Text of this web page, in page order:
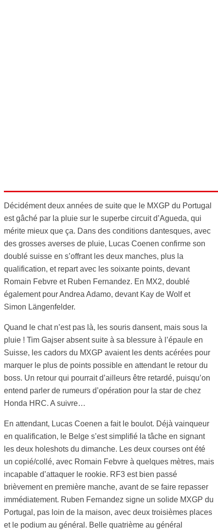
Décidément deux années de suite que le MXGP du Portugal
est gâché par la pluie sur le superbe circuit d’Agueda, qui
mérite mieux que ça. Dans des conditions dantesques, avec
des grosses averses de pluie, Lucas Coenen confirme son
doublé suisse en s’offrant les deux manches, plus la
qualification, et repart avec les soixante points, devant
Romain Febvre et Ruben Fernandez. En MX2, doublé
également pour Andrea Adamo, devant Kay de Wolf et
Simon Längenfelder.
Quand le chat n’est pas là, les souris dansent, mais sous la
pluie ! Tim Gajser absent suite à sa blessure à l’épaule en
Suisse, les cadors du MXGP avaient les dents acérées pour
marquer le plus de points possible en attendant le retour du
boss. Un retour qui pourrait d’ailleurs être retardé, puisqu’on
entend parler de rumeurs d’opération pour la star de chez
Honda HRC. A suivre…
En attendant, Lucas Coenen a fait le boulot. Déjà vainqueur
en qualification, le Belge s’est simplifié la tâche en signant
les deux holeshots du dimanche. Les deux courses ont été
un copié/collé, avec Romain Febvre à quelques mètres, mais
incapable d’attaquer le rookie. RF3 est bien passé
brièvement en première manche, avant de se faire repasser
immédiatement. Ruben Fernandez signe un solide MXGP du
Portugal, pas loin de la maison, avec deux troisièmes places
et le podium au général. Belle quatrième au général